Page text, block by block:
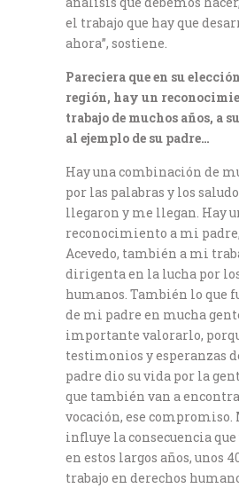
el trabajo que hay que
ahora”, sostiene.
Pareciera que en su
región, hay un
trabajo de muchos años, a
al ejemplo de su padre…
Hay una combinación de
por las palabras y los
llegaron y me llegan. Hay
reconocimiento a mi
Acevedo, también a mi
dirigenta en la lucha por
humanos. También lo que
de mi padre en mucha
importante valorarlo,
testimonios y esperanzas
padre dio su vida por la
que también van a
vocación, ese compromiso.
influye la consecuencia
en estos largos años, unos
trabajo en derechos